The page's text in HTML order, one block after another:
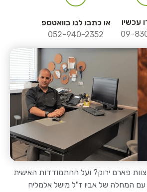
עכשיו
09-
או כתבו לנו בוואטספ
052-940-2352
פארם ירוק? ועל ההתמודדות האישית
המחלה של אביו ז"ל מישל אלמליח